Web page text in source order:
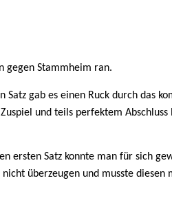
gegen Stammheim ran.
gab es einen Ruck durch das
und teils perfektem Abschluss
ersten Satz konnte man für sich
überzeugen und musste diesen